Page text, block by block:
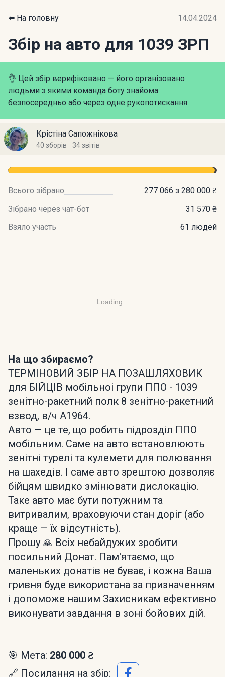
⬅️ На головну 14.04.2024
Збір на авто для 1039 ЗРП
👌 Цей збір верифіковано — його організовано
людьми з якими команда боту знайома
безпосередньо або через одне рукопотискання
Крістіна Сапожнікова
40 зборів 34 звітів
Всього зібрано
277 066 з 280 000 ₴
Зібрано через чат-бот
31 570 ₴
Взяло участь
61 людей
Loading...
На що збираємо?
ТЕРМІНОВИЙ ЗБІР НА ПОЗАШЛЯХОВИК
для БІЙЦІВ мобільноі групи ППО - 1039
зенітно-ракетний полк 8 зенітно-ракетний
взвод, в/ч А1964.
Авто — це те, що робить підрозділ ППО
мобільним. Саме на авто встановлюють
зенітні турелі та кулемети для полювання
на шахедів. І саме авто зрештою дозволяє
бійцям швидко змінювати дислокацію.
Таке авто має бути потужним та
витривалим, враховуючи стан доріг (або
краще — їх відсутність).
Прошу 🙏 Всіх небайдужих зробити
посильний Донат. Пам'ятаємо, що
маленьких донатів не буває, і кожна Ваша
гривня буде використана за призначенням
і допоможе нашим Захисникам ефективно
виконувати завдання в зоні бойових дій.
🎯 Мета: 280 000 ₴
🔗 Посилання на збір: